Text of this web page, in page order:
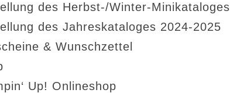
des Herbst-/Winter-Minikataloges
des Jahreskataloges 2024-2025
& Wunschzettel
Up! Onlineshop